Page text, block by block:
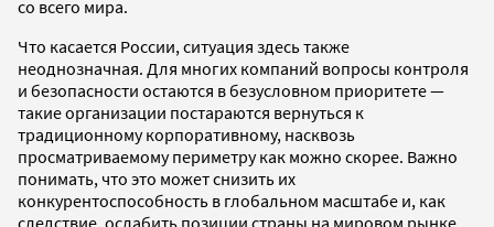
со всего мира.
Что касается России, ситуация здесь также
неоднозначная. Для многих компаний вопросы контроля
и безопасности остаются в безусловном приоритете —
такие организации постараются вернуться к
традиционному корпоративному, насквозь
просматриваемому периметру как можно скорее. Важно
понимать, что это может снизить их
конкурентоспособность в глобальном масштабе и, как